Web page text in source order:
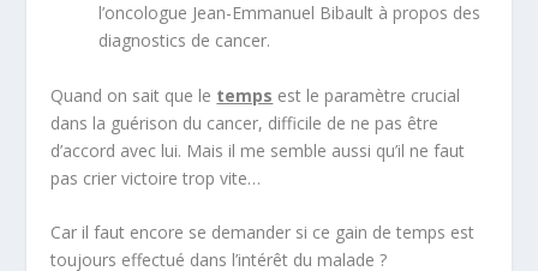
l’oncologue Jean-Emmanuel Bibault à propos des
diagnostics de cancer.
Quand on sait que le temps est le paramètre crucial
dans la guérison du cancer, difficile de ne pas être
d’accord avec lui. Mais il me semble aussi qu’il ne faut
pas crier victoire trop vite…
Car il faut encore se demander si ce gain de temps est
toujours effectué dans l’intérêt du malade ?